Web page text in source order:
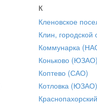
К
Кленовское
Клин, городской
Коммунарка
Коньково (ЮЗАО)
Коптево (САО)
Котловка (ЮЗАО)